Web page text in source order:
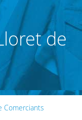
de
Comerciants